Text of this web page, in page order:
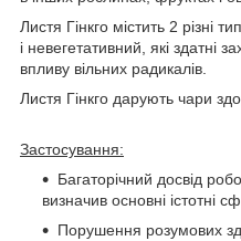
Листя Гінкго містить 2 різні
і невегетативний, які здатні
впливу вільних радикалів.
Листя Гінкго дарують чари
Застосування:
Багаторічний досвід
визначив основні істотні
Порушення розумових